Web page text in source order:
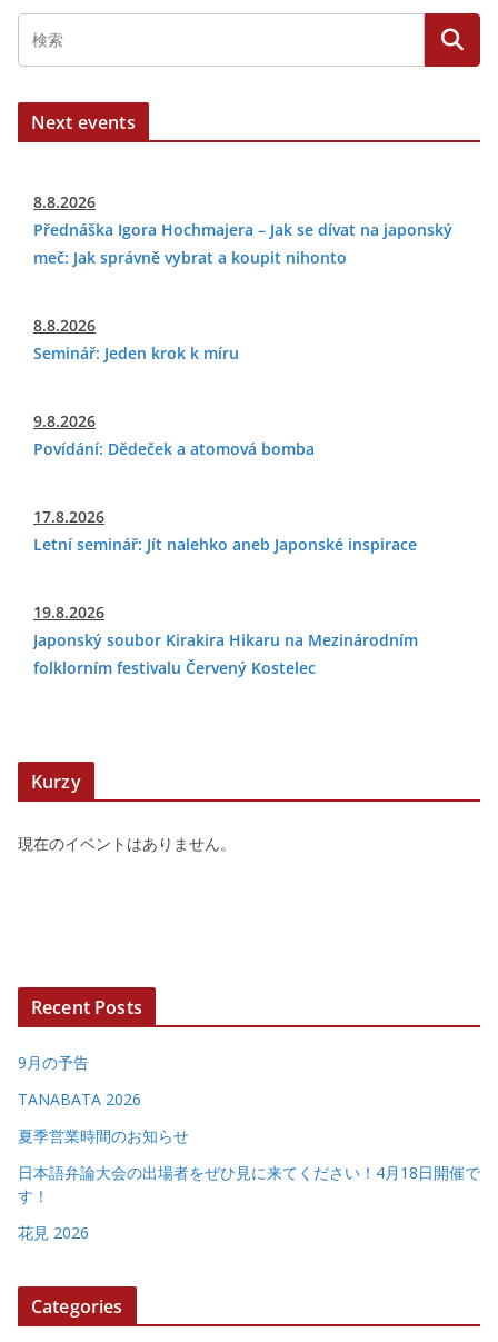
Next events
8.8.2026
Přednáška Igora Hochmajera – Jak se dívat na japonský
meč: Jak správně vybrat a koupit nihonto
8.8.2026
Seminář: Jeden krok k míru
9.8.2026
Povídání: Dědeček a atomová bomba
17.8.2026
Letní seminář: Jít nalehko aneb Japonské inspirace
19.8.2026
Japonský soubor Kirakira Hikaru na Mezinárodním
folklorním festivalu Červený Kostelec
Kurzy
現在のイベントはありません。
Recent Posts
9月の予告
TANABATA 2026
夏季営業時間のお知らせ
日本語弁論大会の出場者をぜひ見に来てください！4月18日開催で
す！
花見 2026
Categories